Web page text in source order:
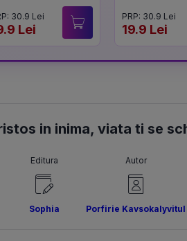
30.9 Lei
Lei
PRP: 30.9 Lei
19.9 Lei
in inima, viata ti se
Editura
Sophia
Autor
Porfirie Kavsokalyvitul